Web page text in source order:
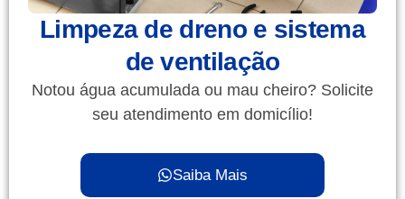
Limpeza de dreno e sistema
de ventilação
Notou água acumulada ou mau cheiro? Solicite
seu atendimento em domicílio!
Saiba Mais